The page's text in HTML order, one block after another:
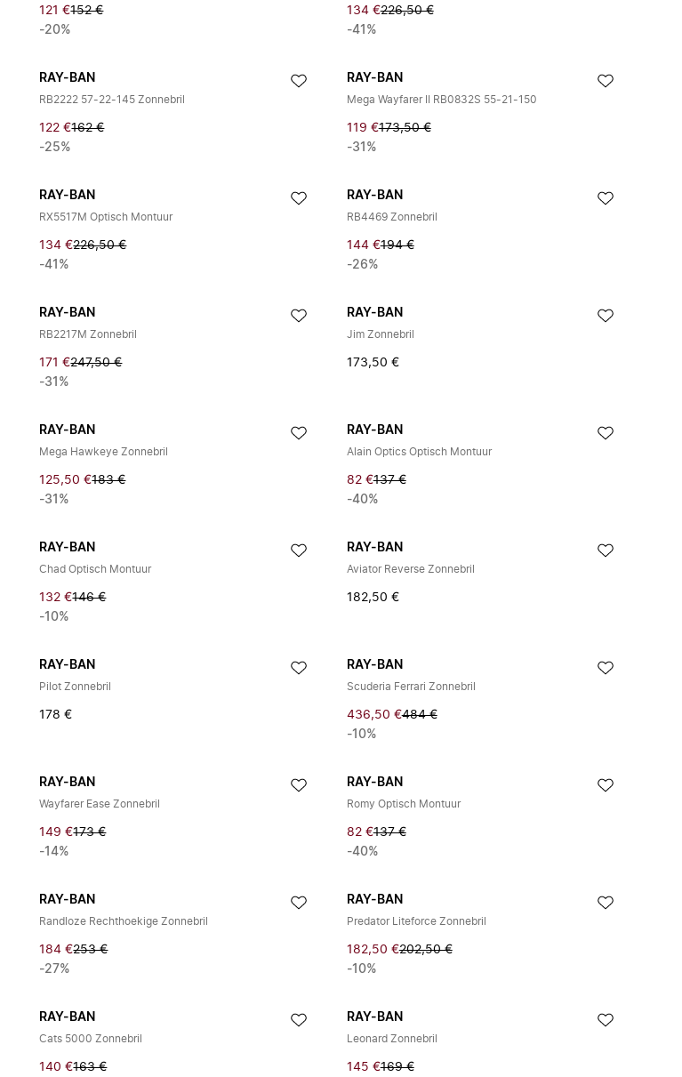
121 €152 €
-20%
134 €226,50 €
-41%
RAY-BAN
RB2222 57-22-145 Zonnebril
122 €162 €
-25%
RAY-BAN
Mega Wayfarer II RB0832S 55-21-150
119 €173,50 €
-31%
RAY-BAN
RX5517M Optisch Montuur
134 €226,50 €
-41%
RAY-BAN
RB4469 Zonnebril
144 €194 €
-26%
RAY-BAN
RB2217M Zonnebril
171 €247,50 €
-31%
RAY-BAN
Jim Zonnebril
173,50 €
RAY-BAN
Mega Hawkeye Zonnebril
125,50 €183 €
-31%
RAY-BAN
Alain Optics Optisch Montuur
82 €137 €
-40%
RAY-BAN
Chad Optisch Montuur
132 €146 €
-10%
RAY-BAN
Aviator Reverse Zonnebril
182,50 €
RAY-BAN
Pilot Zonnebril
178 €
RAY-BAN
Scuderia Ferrari Zonnebril
436,50 €484 €
-10%
RAY-BAN
Wayfarer Ease Zonnebril
149 €173 €
-14%
RAY-BAN
Romy Optisch Montuur
82 €137 €
-40%
RAY-BAN
Randloze Rechthoekige Zonnebril
184 €253 €
-27%
RAY-BAN
Predator Liteforce Zonnebril
182,50 €202,50 €
-10%
RAY-BAN
Cats 5000 Zonnebril
140 €163 €
RAY-BAN
Leonard Zonnebril
145 €169 €